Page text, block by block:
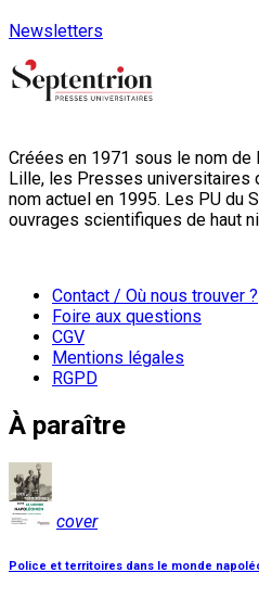
Newsletters
Créées en 1971 sous le nom
Lille, les Presses universitaires
nom actuel en 1995. Les PU du
ouvrages scientifiques de haut
Contact / Où nous trouver ?
Foire aux questions
CGV
Mentions légales
RGPD
À paraître
cover
Police et territoires dans le monde